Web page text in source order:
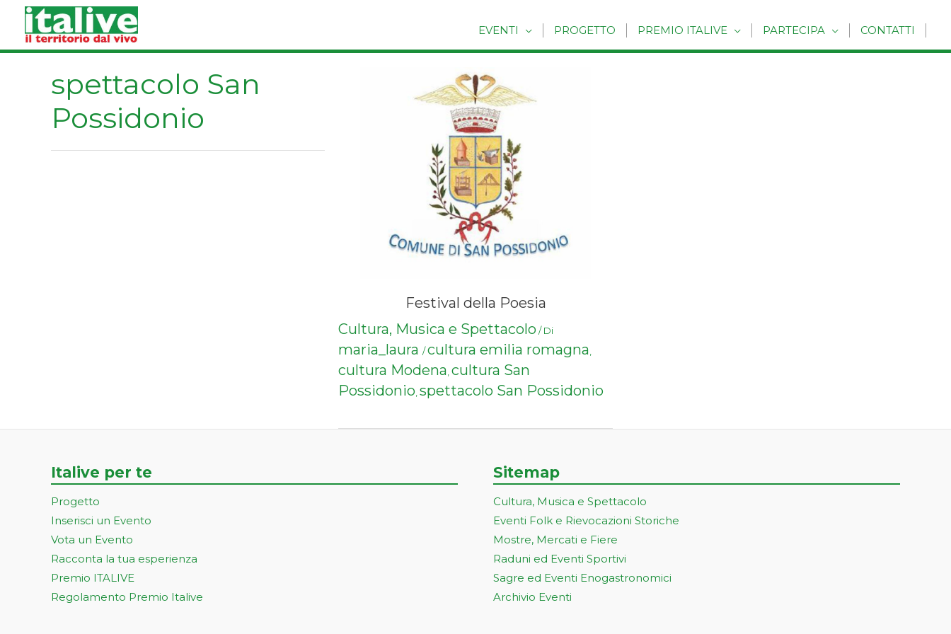
contenuto
EVENTI PROGETTO PREMIO ITALIVE PARTECIPA CONTATTI
spettacolo San
Possidonio
Festival della Poesia
Cultura, Musica e Spettacolo / Di
maria_laura /cultura emilia romagna,
cultura Modena,cultura San
Possidonio,spettacolo San Possidonio
Italive per te
Progetto
Inserisci un Evento
Vota un Evento
Racconta la tua esperienza
Premio ITALIVE
Regolamento Premio Italive
Sitemap
Cultura, Musica e Spettacolo
Eventi Folk e Rievocazioni Storiche
Mostre, Mercati e Fiere
Raduni ed Eventi Sportivi
Sagre ed Eventi Enogastronomici
Archivio Eventi